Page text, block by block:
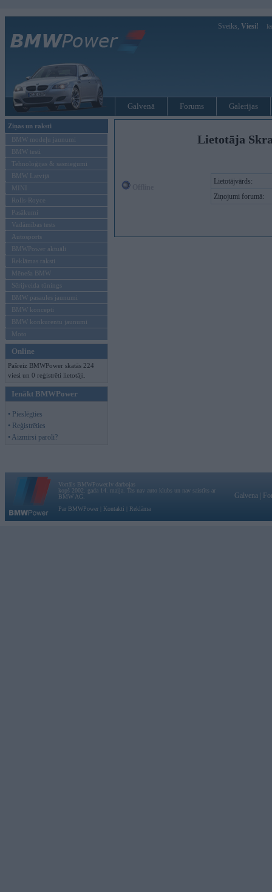
Sveiks, Viesi!
Galvenā Forums Galerijas
Ziņas un raksti
BMW modeļu jaunumi
BMW testi
Tehnoloģijas & sasniegumi
BMW Latvijā
MINI
Rolls-Royce
Pasākumi
Vadāmības tests
Autosports
BMWPower aktuāli
Reklāmas raksti
Mēneša BMW
Sērijveida tūnings
BMW pasaules jaunumi
BMW koncepti
BMW konkurentu jaunumi
Moto
Online
Pašreiz BMWPower skatās 224
viesi un 0 reģistrēti lietotāji.
Ienākt BMWPower
• Pieslēgties
• Reģistrēties
• Aizmirsi paroli?
Lietotāja
Lietotājvārds:
Ziņojumi forumā:
Vortāls BMWPower.lv darbojas
kopš 2002. gada 14. maija. Tas nav auto klubs un nav saistīts ar
BMW AG.
Par BMWPower
Kontakti Reklāma
Galvena